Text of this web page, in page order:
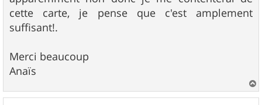
cette carte, je pense que c'est amplement
suffisant!.
Merci beaucoup
Anaïs
a